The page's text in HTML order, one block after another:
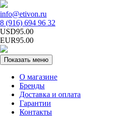
info@etivon.ru
8 (916) 694 96 32
USD95.00
EUR95.00
Показать меню
О магазине
Бренды
Доставка и оплата
Гарантии
Контакты